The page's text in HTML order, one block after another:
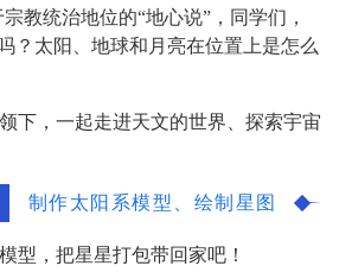
教统治地位的“地心说”，同学们，
？太阳、地球和月亮在位置上是怎么
下，一起走进天文的世界、探索宇宙
制作太阳系模型、绘制星图
型，把星星打包带回家吧！